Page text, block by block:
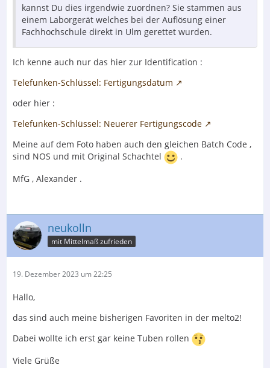
kannst Du dies irgendwie zuordnen? Sie stammen aus
einem Laborgerät welches bei der Auflösung einer
Fachhochschule direkt in Ulm gerettet wurden.
Ich kenne auch nur das hier zur Identification :
Telefunken-Schlüssel: Fertigungsdatum
oder hier :
Telefunken-Schlüssel: Neuerer Fertigungscode
Meine auf dem Foto haben auch den gleichen Batch Code ,
sind NOS und mit Original Schachtel
.
MfG , Alexander .
neukolln
mit Mittelmaß zufrieden
19. Dezember 2023 um 22:25
Hallo,
das sind auch meine bisherigen Favoriten in der melto2!
Dabei wollte ich erst gar keine Tuben rollen
Viele Grüße